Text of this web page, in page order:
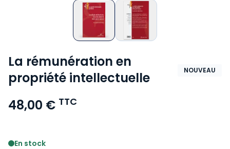
La rémunération en
propriété intellectuelle
NOUVEAU
48,00 € TTC
En stock